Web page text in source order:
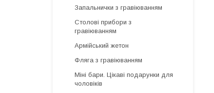
Запальнички з гравіюванням
Столові прибори з
гравіюванням
Армійський жетон
Фляга з гравіюванням
Міні бари. Цікаві подарунки для
чоловіків